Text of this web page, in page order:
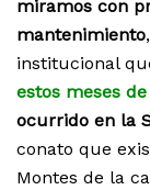
miramos con
mantenimiento
institucional
estos meses
ocurrido en la
conato que
Montes de la